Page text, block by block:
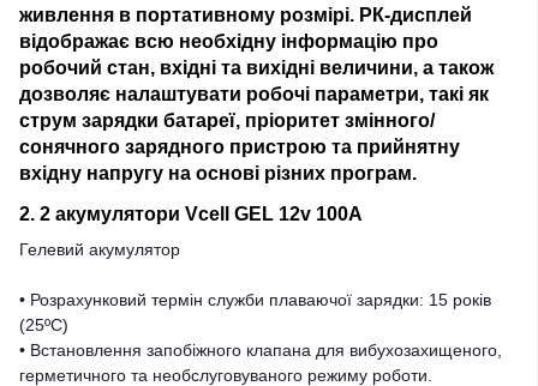
живлення в портативному розмірі. РК-дисплей
відображає всю необхідну інформацію про
робочий стан, вхідні та вихідні величини, а також
дозволяє налаштувати робочі параметри, такі як
струм зарядки батареї, пріоритет змінного/
сонячного зарядного пристрою та прийнятну
вхідну напругу на основі різних програм.
2. 2 акумулятори Vcell GEL 12v 100А
Гелевий акумулятор
• Розрахунковий термін служби плаваючої зарядки: 15 років
(25ºC)
• Встановлення запобіжного клапана для вибухозахищеного,
герметичного та необслуговуваного режиму роботи.